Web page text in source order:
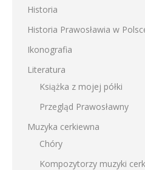
Historia
Historia Prawosławia w
Ikonografia
Literatura
Książka z mojej półki
Przegląd Prawosławny
Muzyka cerkiewna
Chóry
Kompozytorzy muzyki